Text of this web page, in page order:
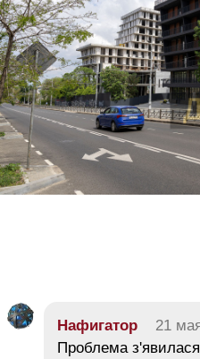
Нафигатор 21
Проблема